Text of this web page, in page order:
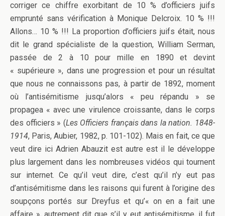
corriger ce chiffre exorbitant de 10 % d’officiers juifs
emprunté sans vérification à Monique Delcroix. 10 % !!!
Allons… 10 % !!! La proportion d’officiers juifs était, nous
dit le grand spécialiste de la question, William Serman,
passée de 2 à 10 pour mille en 1890 et devint
« supérieure », dans une progression et pour un résultat
que nous ne connaissons pas, à partir de 1892, moment
où l’antisémitisme jusqu’alors « peu répandu » se
propagea « avec une virulence croissante, dans le corps
des officiers » (Les Officiers français dans la nation. 1848-
1914, Paris, Aubier, 1982, p. 101-102). Mais en fait, ce que
veut dire ici Adrien Abauzit est autre est il le développe
plus largement dans les nombreuses vidéos qui tournent
sur internet. Ce qu’il veut dire, c’est qu’il n’y eut pas
d’antisémitisme dans les raisons qui furent à l’origine des
soupçons portés sur Dreyfus et qu’« on en a fait une